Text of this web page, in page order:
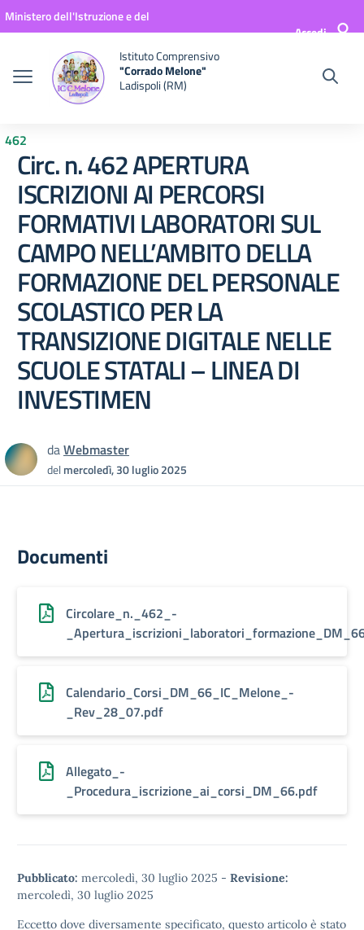
Vai ai contenuti
Vai al menu di navigazione
Vai al footer
Ministero dell'Istruzione e del
Accedi
Istituto Comprensivo
"Corrado Melone"
Ladispoli (RM)
462
Circ. n. 462 APERTURA
ISCRIZIONI AI PERCORSI
FORMATIVI LABORATORI SUL
CAMPO NELL’AMBITO DELLA
FORMAZIONE DEL PERSONALE
SCOLASTICO PER LA
TRANSIZIONE DIGITALE NELLE
SCUOLE STATALI – LINEA DI
INVESTIMEN
daWebmaster
delmercoledì, 30 luglio 2025
Documenti
Circolare_n._462_-
Calendario_Corsi_DM_66_IC_Melone_-
_Rev_28_07.pdf
Allegato_-
_Procedura_iscrizione_ai_corsi_DM_66.pdf
Pubblicato: mercoledì, 30 luglio 2025 - Revisione:
mercoledì, 30 luglio 2025
Eccetto dove diversamente specificato, questo articolo è stato